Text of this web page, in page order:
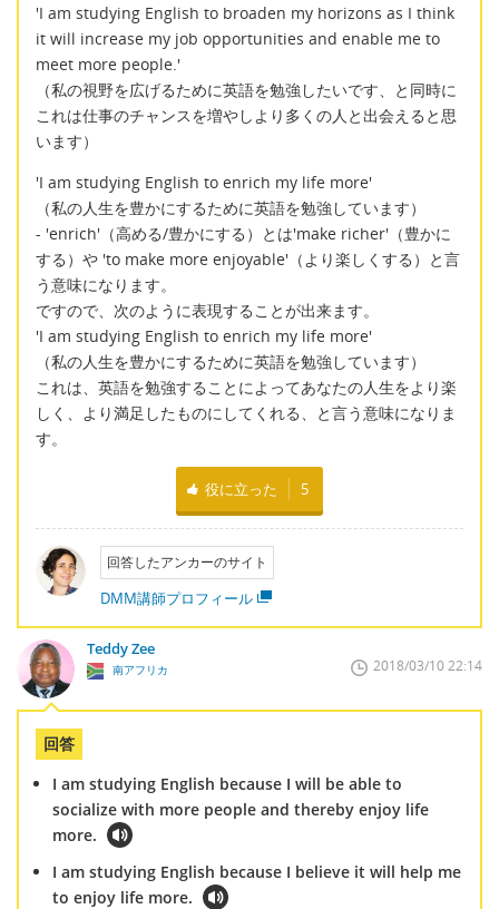
'I am studying English to broaden my horizons as I think
it will increase my job opportunities and enable me to
meet more people.'
（私の視野を広げるために英語を勉強したいです、と同時に
これは仕事のチャンスを増やしより多くの人と出会えると思
います）
'I am studying English to enrich my life more'
（私の人生を豊かにするために英語を勉強しています）
- 'enrich'（高める/豊かにする）とは'make richer'（豊かに
する）や 'to make more enjoyable'（より楽しくする）と言
う意味になります。
ですので、次のように表現することが出来ます。
'I am studying English to enrich my life more'
（私の人生を豊かにするために英語を勉強しています）
これは、英語を勉強することによってあなたの人生をより楽
しく、より満足したものにしてくれる、と言う意味になりま
す。
役に立った 5
回答したアンカーのサイト
DMM講師プロフィール
Teddy Zee
南アフリカ 2018/03/10 22:14
回答
I am studying English because I will be able to
socialize with more people and thereby enjoy life
more.
I am studying English because I believe it will help me
to enjoy life more.